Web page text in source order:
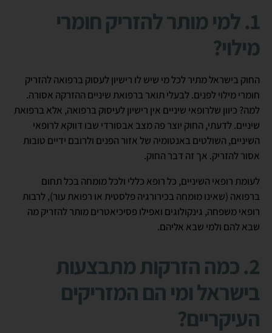
1. למי מותר להזריק חומרי
מילוי?
החוק בישראל מתיר לכל מי שיש לו רישיון לעסוק ברפואה להזריק
חומרי מילוי לפנים. לבעלי תואר ברפואת שיניים ההזרקה אסורה.
למה? כיוון שלרופאי שיניים אין רישיון לעיסוק ברפואה, אלא ברפואת
שיניים. לדעתי, החוק יוצר פה מצב אבסורדי שבו דווקא לרופאי
השיניים, השולטים באנטומיה של אזור הפנים ולרובם ידיים טובות
אסור להזריק. אך זה דבר החוק.
לעומת רופאי השיניים, כל רופא כללי ולכל מומחה בכל תחום
ברפואה (שאינו מומחה בכירורגיה פלסטית או רפואת עור), לרבות
רופאי משפחה, גינקולוגים ואפילו פסיכיאטרים מותר להזריק מה
שבא להם ולמי שבא אליהם.
2. כמה הזרקות מתבצעות
בישראל ומי הם המזריקים
העיקריים?